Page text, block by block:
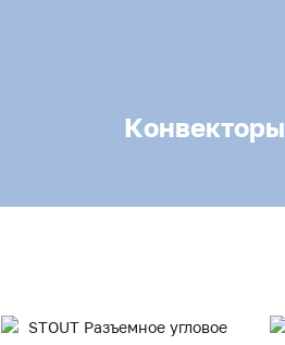
Конвекторы